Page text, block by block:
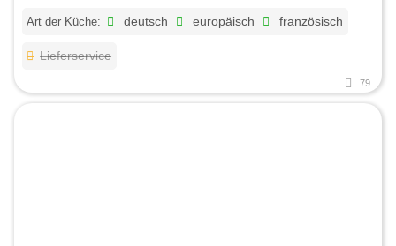
Art der Küche: deutsch europäisch französisch
Lieferservice
79